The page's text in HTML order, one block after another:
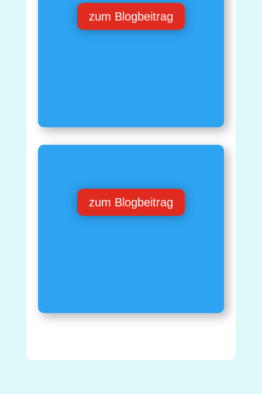
zum Blogbeitrag
zum Blogbeitrag